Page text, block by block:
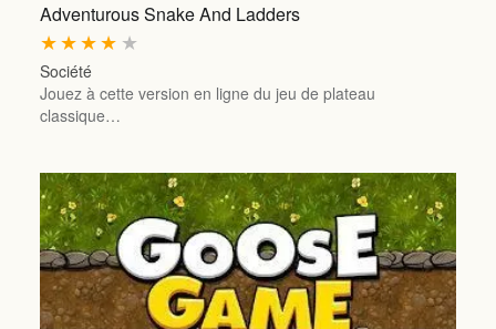
Adventurous Snake And Ladders
★
★
★
★
★
Société
Jouez à cette version en ligne du jeu de plateau
classique…